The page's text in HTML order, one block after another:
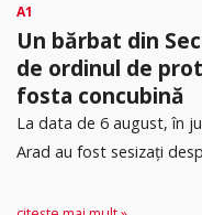
A1
Un bărbat din
de ordinul de
fosta concubină
​La data de 6 august, în
Arad au fost sesizați